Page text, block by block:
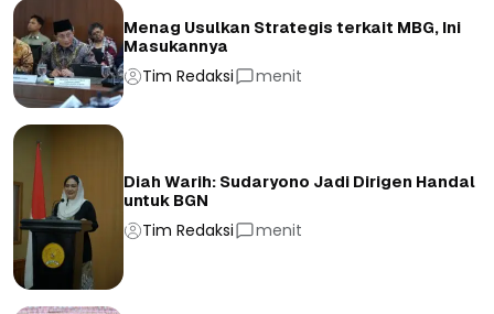
Menag Usulkan Strategis terkait MBG, Ini
Masukannya
Tim Redaksi menit
Diah Warih: Sudaryono Jadi Dirigen Handal
untuk BGN
Tim Redaksi menit